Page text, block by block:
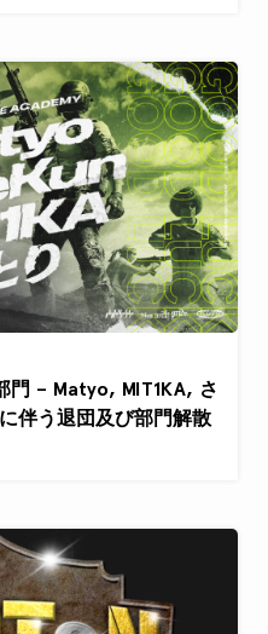
門 – Matyo, MIT1KA, さ
伴う退団及び部門解散